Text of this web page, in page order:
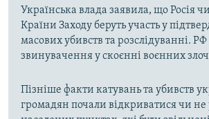
Українська влада заявила, що Росія
Країни Заходу беруть участь у
масових убивств та розслідуванні.
звинувачення у скоєнні воєнних
Пізніше факти катувань та убивств
громадян почали відкриватися чи не